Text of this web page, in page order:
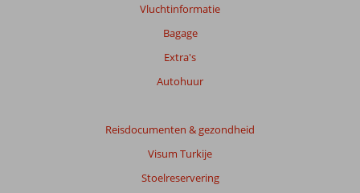
Vluchtinformatie
Bagage
Extra's
Autohuur
Reisdocumenten & gezondheid
Visum Turkije
Stoelreservering